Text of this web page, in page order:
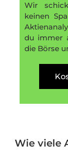
Wir
keinen
du immer
die Börse
Wie viele